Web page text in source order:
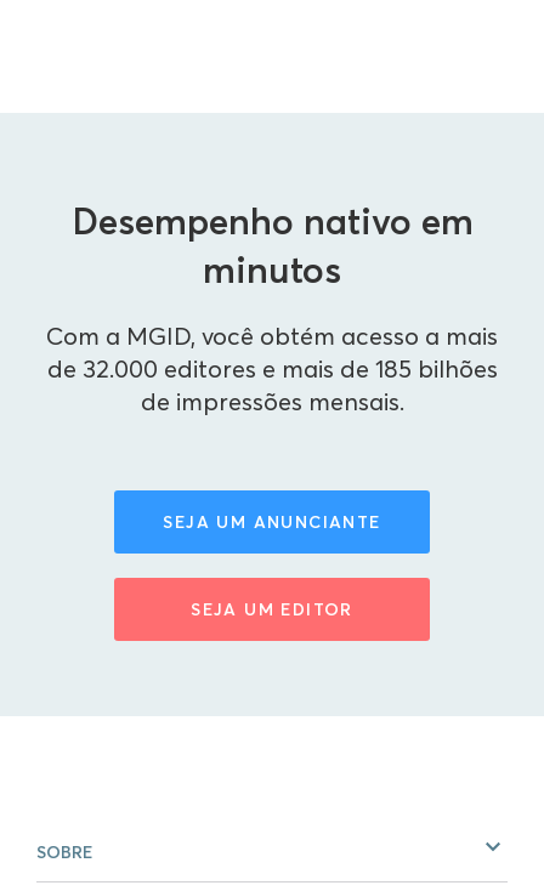
Desempenho nativo em
minutos
Com a MGID, você obtém acesso a mais
de 32.000 editores e mais de 185 bilhões
de impressões mensais.
SEJA UM ANUNCIANTE
SEJA UM EDITOR
SOBRE